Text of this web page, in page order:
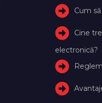
Cum
Cine
electronică?